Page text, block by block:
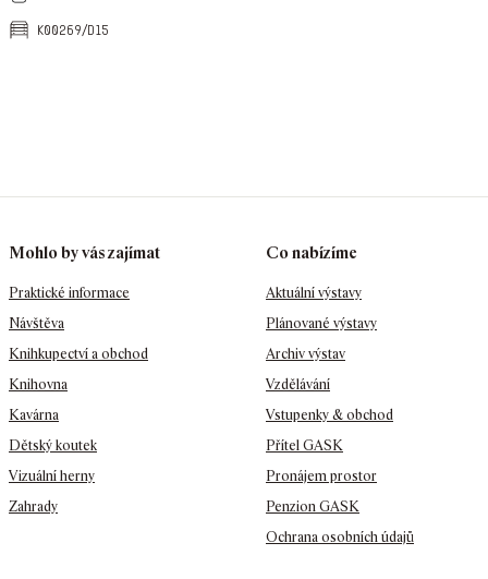
k00269/d15
Mohlo by vás zajímat
Praktické informace
Návštěva
Knihkupectví a obchod
Knihovna
Kavárna
Dětský koutek
Vizuální herny
Zahrady
Co nabízíme
Aktuální výstavy
Plánované výstavy
Archiv výstav
Vzdělávání
Vstupenky & obchod
Přítel GASK
Pronájem prostor
Penzion GASK
Ochrana osobních údajů